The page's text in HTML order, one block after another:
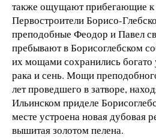
также ощущают прибегающие к
Первостроители Борисо-
преподобные Феодор и Павел
пребывают в Борисоглебском
их мощами сохранились
рака и сень. Мощи
лет проведшего в затворе,
Ильинском приделе
месте устроена новая дубовая
вышитая золотом пелена.